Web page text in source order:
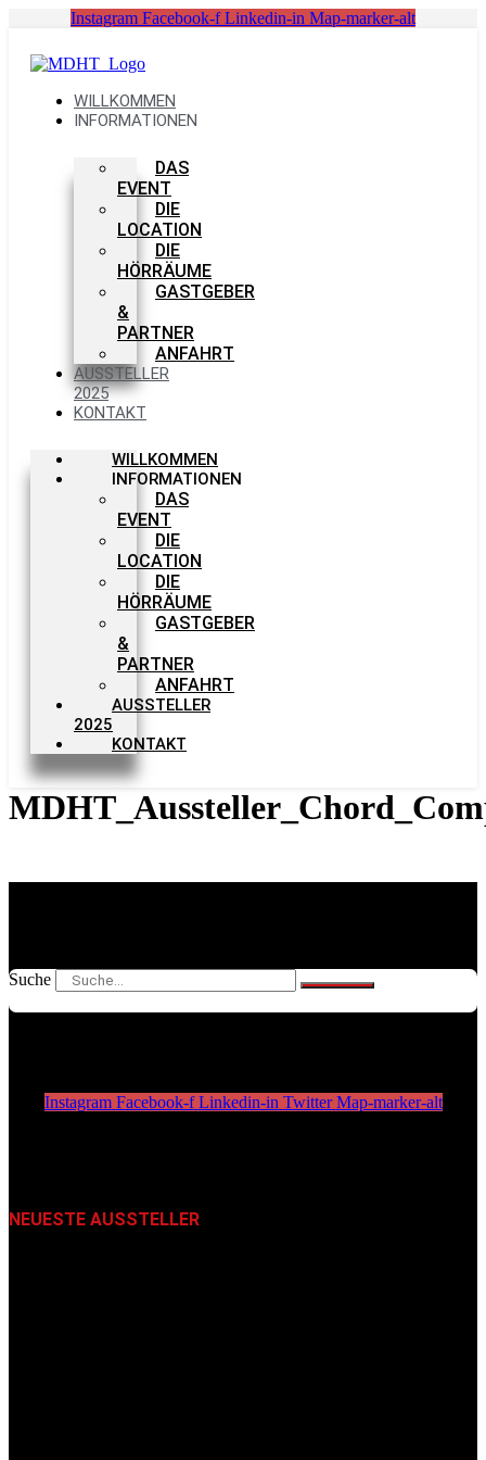
springen
Instagram Facebook-f Linkedin-in Map-marker-alt
WILLKOMMEN
INFORMATIONEN
DAS
EVENT
DIE
LOCATION
DIE
HÖRRÄUME
GASTGEBER
&
PARTNER
ANFAHRT
AUSSTELLER
2025
KONTAKT
WILLKOMMEN
INFORMATIONEN
DAS
EVENT
DIE
LOCATION
DIE
HÖRRÄUME
GASTGEBER
&
PARTNER
ANFAHRT
AUSSTELLER
2025
KONTAKT
Suche
Instagram Facebook-f Linkedin-in Twitter Map-marker-alt
NEUESTE AUSSTELLER